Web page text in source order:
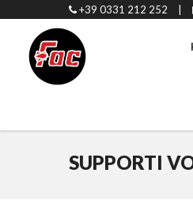
+39 0331 212 252
SUPPORTI